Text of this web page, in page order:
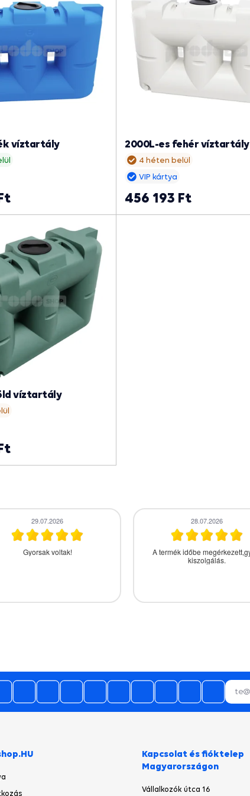
víztartály
4 héten belül
2000L-es fehér víztartály
VIP kártya
456 193 Ft
víztartály
27.07.2026
és korektt kiszolgálás, csak
24.07.2026
Rendben volt minden
Kapcsolat és fióktelep
Magyarországon
Vállalkozók útca 16